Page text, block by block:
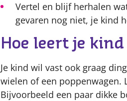
Vertel en blijf herhalen
gevaren nog niet, je kind
Hoe leert je
Je kind wil vast ook graag
wielen of een poppenwagen.
Bijvoorbeeld een paar dikke